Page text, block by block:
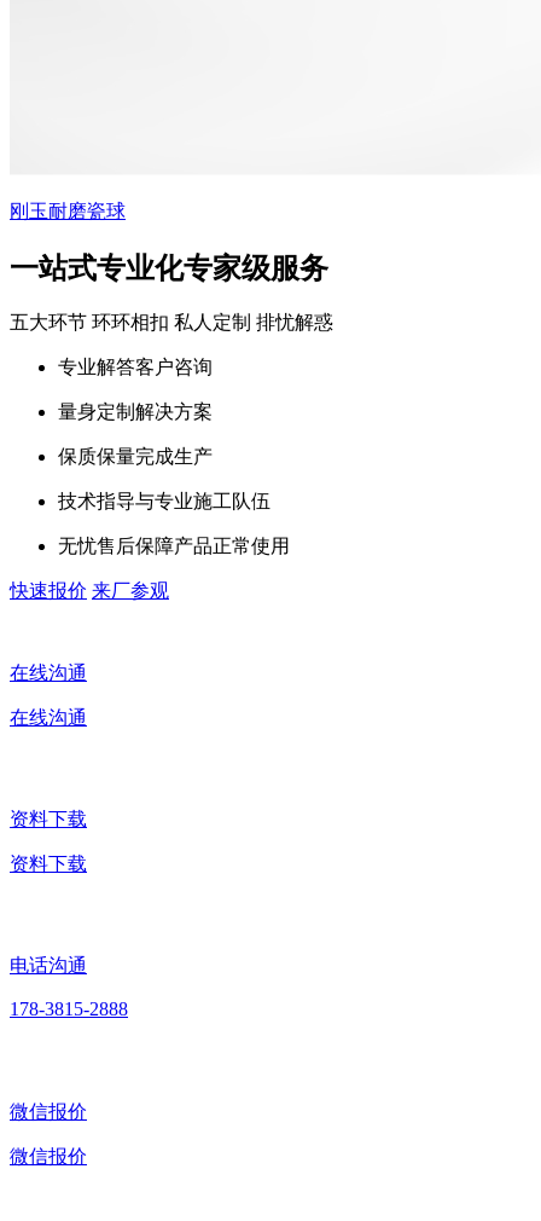
刚玉耐磨瓷球
一站式专业化专家级服务
五大环节 环环相扣 私人定制 排忧解惑
专业解答客户咨询
量身定制解决方案
保质保量完成生产
技术指导与专业施工队伍
无忧售后保障产品正常使用
快速报价 来厂参观
在线沟通
在线沟通
资料下载
资料下载
电话沟通
178-3815-2888
微信报价
微信报价